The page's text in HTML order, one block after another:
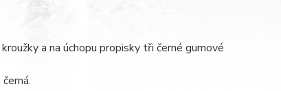
a na úchopu propisky tři černé gumové